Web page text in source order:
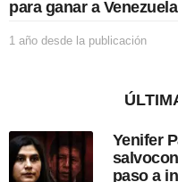
a
para ganar a
1 año desde la publicación
d
s
d
e
Yenifer
paso a